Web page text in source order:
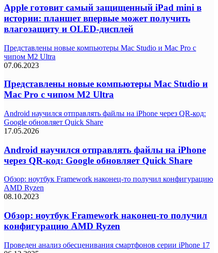
Apple готовит самый защищенный iPad mini в
истории: планшет впервые может получить
влагозащиту и OLED-дисплей
Представлены новые компьютеры Mac Studio и Mac Pro с
чипом M2 Ultra
07.06.2023
Представлены новые компьютеры Mac Studio и
Mac Pro с чипом M2 Ultra
Android научился отправлять файлы на iPhone через QR-код:
Google обновляет Quick Share
17.05.2026
Android научился отправлять файлы на iPhone
через QR-код: Google обновляет Quick Share
Обзор: ноутбук Framework наконец-то получил конфигурацию
AMD Ryzen
08.10.2023
Обзор: ноутбук Framework наконец-то получил
конфигурацию AMD Ryzen
Проведен анализ обесценивания смартфонов серии iPhone 17